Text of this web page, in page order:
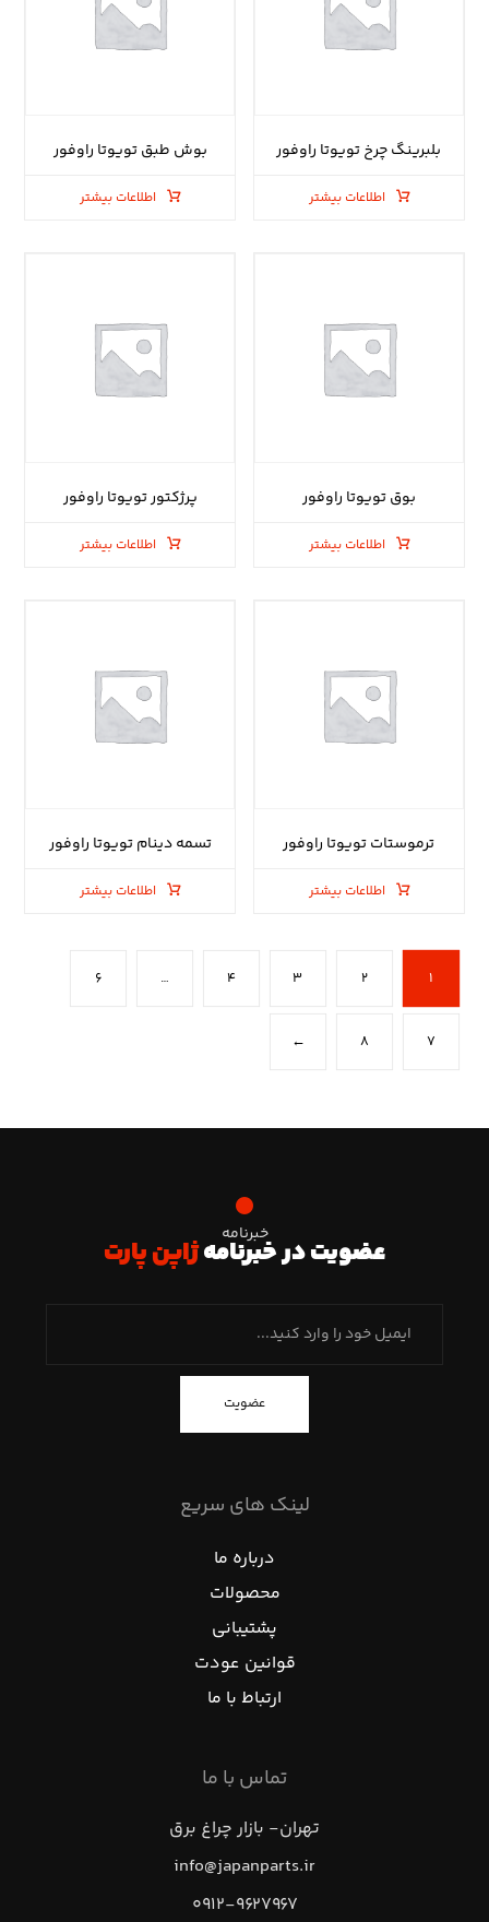
بلبرینگ چرخ تویوتا راوفور
اطلاعات بیشتر
بوش طبق تویوتا راوفور
اطلاعات بیشتر
بوق تویوتا راوفور
اطلاعات بیشتر
پرژکتور تویوتا راوفور
اطلاعات بیشتر
ترموستات تویوتا راوفور
اطلاعات بیشتر
تسمه دینام تویوتا راوفور
اطلاعات بیشتر
۱ ۲ ۳ ۴ … ۶
۷ ۸ ←
خبرنامه
عضویت در خبرنامهژاپن پارت
عضویت
لینک های سریع
درباره ما
محصولات
پشتیبانی
قوانین عودت
ارتباط با ما
تماس با ما
تهران- بازار چراغ برق
info@japanparts.ir
۰۹۱۲-۹۶۲۷۹۶۷